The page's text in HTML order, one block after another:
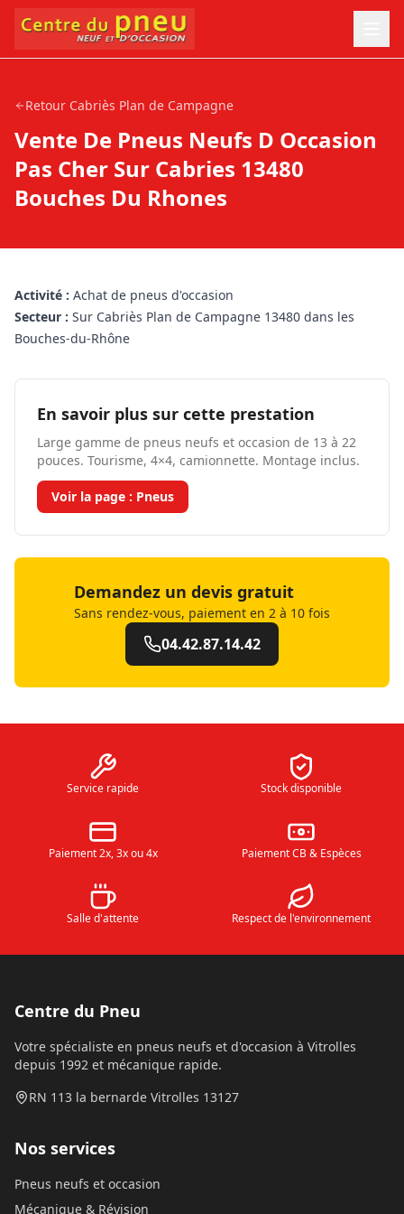
Retour Cabriès Plan de Campagne
Vente De Pneus Neufs D Occasion
Pas Cher Sur Cabries 13480
Bouches Du Rhones
Activité : Achat de pneus d'occasion
Secteur : Sur Cabriès Plan de Campagne 13480 dans les
Bouches-du-Rhône
En savoir plus sur cette prestation
Large gamme de pneus neufs et occasion de 13 à 22
pouces. Tourisme, 4×4, camionnette. Montage inclus.
Voir la page : Pneus
Demandez un devis gratuit
Sans rendez-vous, paiement en 2 à 10 fois
04.42.87.14.42
Service rapide Stock disponible
Paiement 2x, 3x ou 4x Paiement CB & Espèces
Salle d'attente Respect de l'environnement
Centre du Pneu
Votre spécialiste en pneus neufs et d'occasion à Vitrolles
depuis 1992 et mécanique rapide.
RN 113 la bernarde Vitrolles 13127
Nos services
Pneus neufs et occasion
Mécanique & Révision